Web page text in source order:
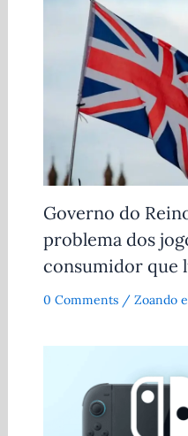
Governo do
problema dos
consumidor que
0 Comments / Zoando